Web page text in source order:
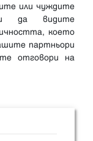
или чуждите
да видите
което
партньори
отговори на